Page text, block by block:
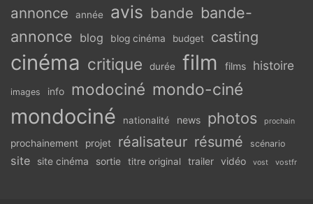
annonce année avis bande bande-
annonce blog blog cinéma budget casting
cinéma critique durée film films histoire
images info modociné mondo-ciné
mondociné nationalité news photos prochain
prochainement projet réalisateur résumé scénario
site site cinéma sortie titre original trailer vidéo vost vostfr